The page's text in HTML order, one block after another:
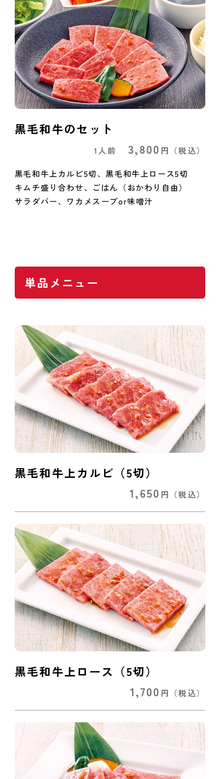
黒毛和牛のセット
1人前 3,800 円 （税込）
黒毛和牛上カルビ5切、黒毛和牛上ロース5切
キムチ盛り合わせ、ごはん（おかわり自由）
サラダバー、ワカメスープor味噌汁
単品メニュー
黒毛和牛上カルビ（5切）
1,650 円 （税込）
黒毛和牛上ロース（5切）
1,700 円 （税込）